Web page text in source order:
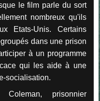
le film parle du sort
nombreux qu'ils
Etats-Unis. Certains
dans une prison
à un programme
qui les aide à une
socialisation.
prisonnier